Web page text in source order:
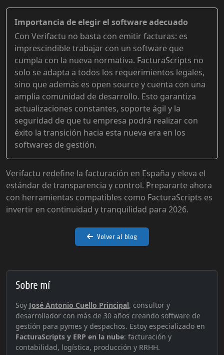
Importancia de elegir el software adecuado
Con Verifactu no basta con emitir facturas: es
imprescindible trabajar con un software que
cumpla con la nueva normativa. FacturaScripts no
solo se adapta a todos los requerimientos legales,
sino que además es open source y cuenta con una
amplia comunidad de desarrollo. Esto garantiza
actualizaciones constantes, soporte ágil y la
seguridad de que tu empresa podrá realizar con
éxito la transición hacia esta nueva era en los
softwares de gestión.
Verifactu redefine la facturación en España y eleva el
estándar de transparencia y control. Prepararte ahora
con herramientas compatibles como FacturaScripts es
invertir en continuidad y tranquilidad para 2026.
Volver al blog
Sobre mí
Soy José Antonio Cuello Principal, consultor y
desarrollador con más de 30 años creando software de
gestión para pymes y despachos. Estoy especializado en
FacturaScripts y ERP en la nube: facturación y
contabilidad, logística, producción y RRHH.